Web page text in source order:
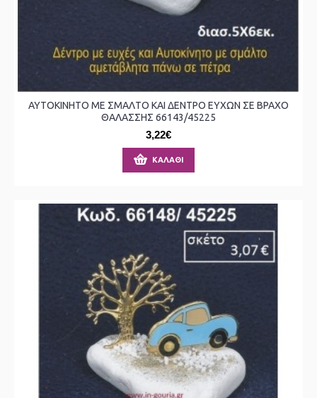
ΑΥΤΟΚΙΝΗΤΟ ΜΕ ΣΜΑΛΤΟ ΚΑΙ ΔΕΝΤΡΟ ΕΥΧΩΝ ΣΕ ΒΡΑΧΟ
ΘΑΛΑΣΣΗΣ 66143/45225
3,22€
ΚΑΛΆΘΙ